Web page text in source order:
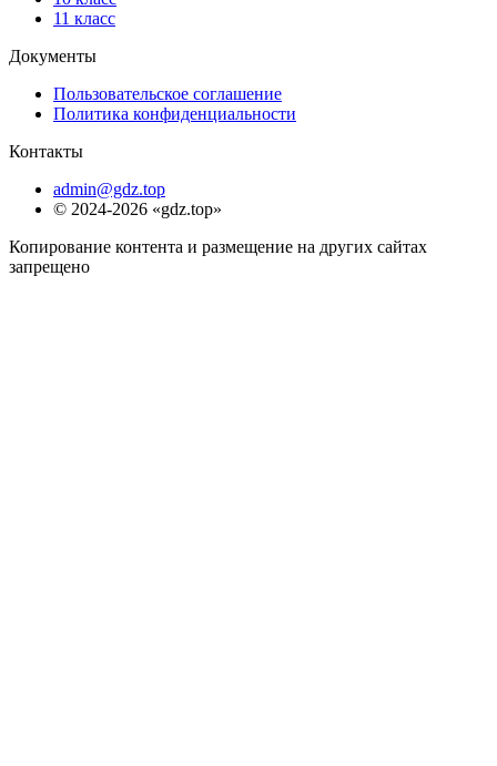
11 класс
Документы
Пользовательское соглашение
Политика конфиденциальности
Контакты
admin@gdz.top
© 2024-2026 «gdz.top»
Копирование контента и размещение на других сайтах
запрещено